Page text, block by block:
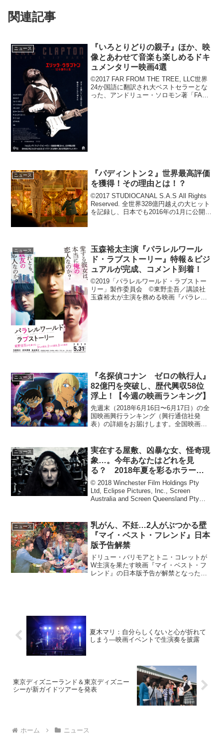
関連記事
ニュース
『いろとりどりの親子』ほか、映
像とあわせて音楽も楽しめるドキ
ュメンタリー映画4選
©︎2017 FAR FROM THE TREE, LLC世界
24か国語に翻訳され大ベストセラーとな
った、アンドリュー・ソロモン著「FAR
ニュース
『パディントン２』世界最高評価
を獲得！その理由とは！？
©2017 STUDIOCANAL S.A.S All Rights
Reserved. 全世界328億円越えの大ヒット
を記録し、日本でも2016年の1月に公開さ
ニュース
玉森裕太主演『パラレルワール
ド・ラブストーリー』特報＆ビジ
ュアルが完成、コメント到着！
©2019「パラレルワールド・ラブストー
リー」製作委員会 ©東野圭吾／講談社
玉森裕太が主演を務める映画『パラレル
ニュース
『名探偵コナン ゼロの執行人』
82億円を突破し、歴代興収58位
浮上！【今週の映画ランキング】
先週末（2018年6月16日〜6月17日）の全
国映画興行ランキング（興行通信社発
表）の詳細をお届けします。全国映画興
『デッドプール２』4位（↓）『５０回目
のファース...
ニュース
実在する屋敷、凶暴な女、怪奇現
象…。今年あなたはどれを見
る？ 2018年夏を彩るホラー映
画3作品
© 2018 Winchester Film Holdings Pty
Ltd, Eclipse Pictures, Inc., Screen
Australia and Screen Queensland Pty
ニュース
乳がん、不妊…2人がぶつかる壁
『マイ・ベスト・フレンド』日本
版予告解禁
ドリュー・バリモアとトニ・コレットが
W主演を果たす映画『マイ・ベスト・フ
レンド』の日本版予告が解禁となった。
夏木マリ：自分らしくないと心が折れて
しまう―映画イベントで生演奏を披露
東京ディズニーランド＆東京ディズニー
シーが新ガイドツアーを発表
ホーム ニュース